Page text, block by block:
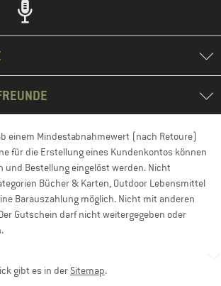
einem Mindestabnahmewert (nach Retoure)
für die Erstellung eines Kundenkontos können
und Bestellung eingelöst werden. Nicht
Bücher & Karten, Outdoor Lebensmittel
Barauszahlung möglich. Nicht mit anderen
Gutschein darf nicht weitergegeben oder
gibt es in der Sitemap.